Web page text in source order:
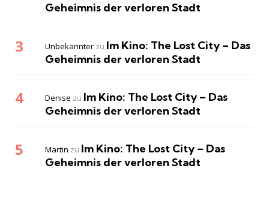
Geheimnis der verloren Stadt
Unbekannter zu Im Kino: The Lost City – Das
Geheimnis der verloren Stadt
Denise zu Im Kino: The Lost City – Das
Geheimnis der verloren Stadt
Martin zu Im Kino: The Lost City – Das
Geheimnis der verloren Stadt